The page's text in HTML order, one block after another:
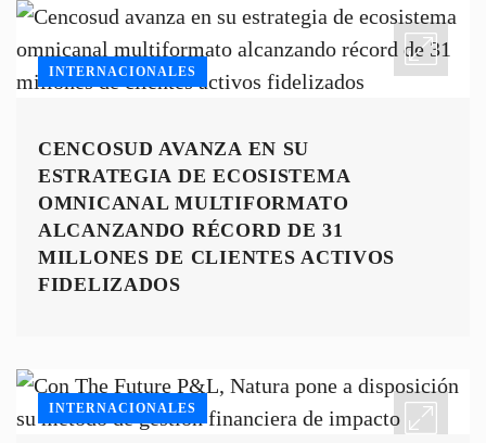
INTERNACIONALES
CENCOSUD AVANZA EN SU
ESTRATEGIA DE ECOSISTEMA
OMNICANAL MULTIFORMATO
ALCANZANDO RÉCORD DE 31
MILLONES DE CLIENTES ACTIVOS
FIDELIZADOS
INTERNACIONALES